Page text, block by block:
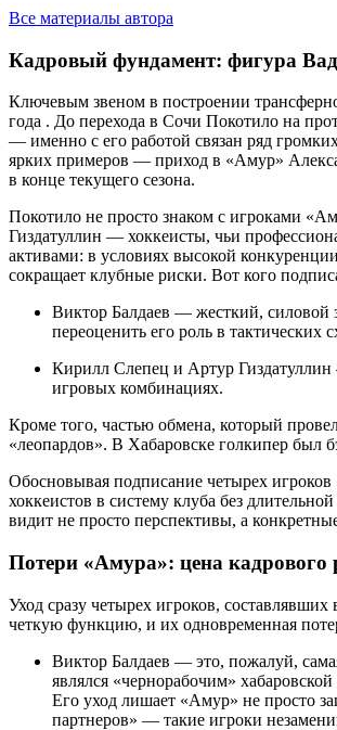
Все материалы автора
Кадровый фундамент: фигура
Ключевым звеном в построении
года . До перехода в Сочи Покотило на
— именно с его работой связан ряд
ярких примеров — приход в «Амур»
в конце текущего сезона.
Покотило не просто знаком с игроками
Гиздатуллин — хоккеисты, чьи
активами: в условиях высокой
сокращает клубные риски. Вот кого
Виктор Балдаев — жесткий, силовой
переоценить его роль в тактических
Кирилл Слепец и Артур
игровых комбинациях.
Кроме того, частью обмена, который
«леопардов». В Хабаровске голкипер был
Обосновывая подписание четырех
хоккеистов в систему клуба без
видит не просто перспективы, а
Потери «Амура»: цена кадрового
Уход сразу четырех игроков,
четкую функцию, и их одновременная
Виктор Балдаев — это, пожалуй,
являлся «чернорабочим»
Его уход лишает «Амур» не просто
партнеров» — такие игроки